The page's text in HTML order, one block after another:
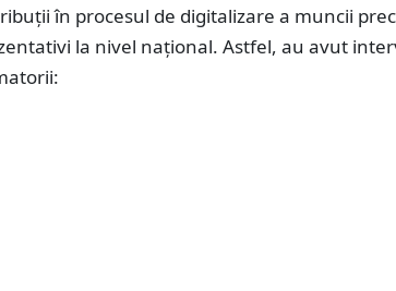
în procesul de digitalizare a muncii
la nivel național. Astfel, au avut